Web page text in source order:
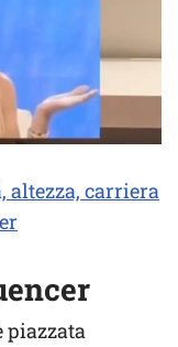
altezza, carriera
piazzata